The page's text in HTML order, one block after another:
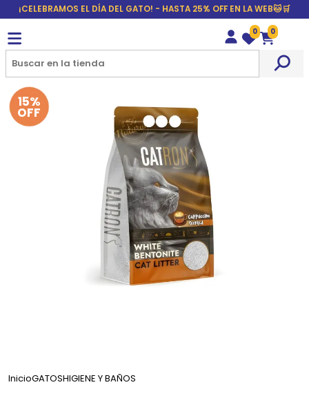
¡CELEBRAMOS EL DÍA DEL GATO! - HASTA 25% OFF EN LA WEB🐱🛒
Wishlist
0
Carrito
0
15%
OFF
InicioGATOSHIGIENE Y BAÑOS